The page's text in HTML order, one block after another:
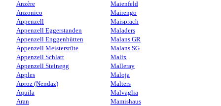
Anzère
Anzonico
Appenzell
Appenzell Eggerstanden
Appenzell Enggenhütten
Appenzell Meistersrüte
Appenzell Schlatt
Appenzell Steinegg
Apples
Aproz (Nendaz)
Aquila
Aran
Maienfeld
Mairengo
Maisprach
Maladers
Malans GR
Malans SG
Malix
Malleray
Maloja
Malters
Malvaglia
Mamishaus